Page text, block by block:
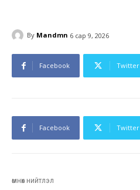
By Mandmn 6 сар 9, 2026
Facebook Twitter
Facebook Twitter
өмнөх нийтлэл